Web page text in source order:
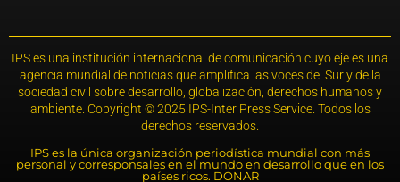
IPS es una institución internacional de comunicación cuyo eje es una
agencia mundial de noticias que amplifica las voces del Sur y de la
sociedad civil sobre desarrollo, globalización, derechos humanos y
ambiente. Copyright © 2025 IPS-Inter Press Service. Todos los
derechos reservados.
IPS es la única organización periodística mundial con más
personal y corresponsales en el mundo en desarrollo que en los
países ricos. DONAR